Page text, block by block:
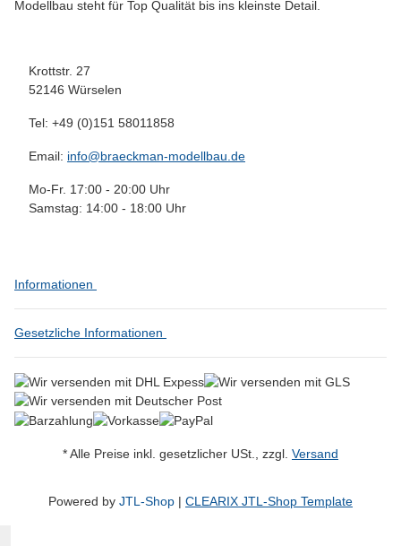
Modellbau steht für Top Qualität bis ins kleinste Detail.
Krottstr. 27
52146 Würselen
Tel: +49 (0)151 58011858
Email: info@braeckman-modellbau.de
Mo-Fr. 17:00 - 20:00 Uhr
Samstag: 14:00 - 18:00 Uhr
Informationen
Gesetzliche Informationen
* Alle Preise inkl. gesetzlicher USt., zzgl. Versand
Powered by JTL-Shop | CLEARIX JTL-Shop Template